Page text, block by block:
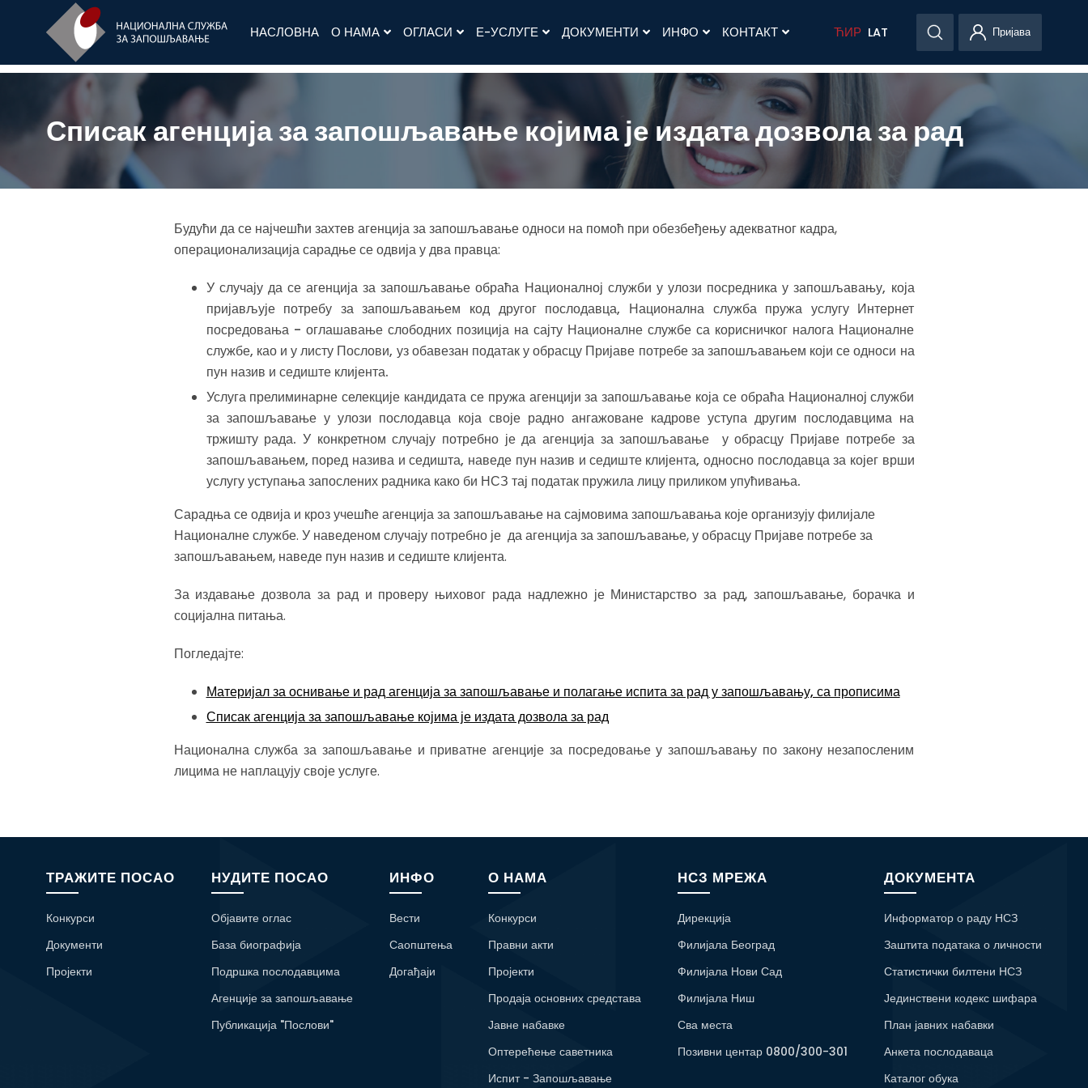
НАСЛОВНА О НАМА ОГЛАСИ Е-УСЛУГЕ ДОКУМЕНТИ ИНФО КОНТАКТ ЋИР LAT Пријава
Списак агенција за запошљавање којима је издата дозвола за рад
Будући да се најчешћи захтев агенција за запошљавање односи на помоћ при обезбеђењу адекватног кадра,
операционализација сарадње се одвија у два правца:
У случају да се агенција за запошљавање обраћа Националној служби у улози посредника у запошљавању, која
пријављује потребу за запошљавањем код другог послодавца, Национална служба пружа услугу Интернет
посредовања - оглашавање слободних позиција на сајту Националне службе са корисничког налога Националне
службе, као и у листу Послови, уз обавезан податак у обрасцу Пријаве потребе за запошљавањем који се односи на
пун назив и седиште клијента.
Услуга прелиминарне селекције кандидата се пружа агенцији за запошљавање која се обраћа Националној служби
за запошљавање у улози послодавца која своје радно ангажоване кадрове уступа другим послодавцима на
тржишту рада. У конкретном случају потребно је да агенција за запошљавање у обрасцу Пријаве потребе за
запошљавањем, поред назива и седишта, наведе пун назив и седиште клијента, односно послодавца за којег врши
услугу уступања запослених радника како би НСЗ тај податак пружила лицу приликом упућивања.
Сарадња се одвија и кроз учешће агенција за запошљавање на сајмовима запошљавања које организују филијале
Националне службе. У наведеном случају потребно је да агенција за запошљавање, у обрасцу Пријаве потребе за
запошљавањем, наведе пун назив и седиште клијента.
За издавање дозвола за рад и проверу њиховог рада надлежно је Министарствo за рад, запошљавање, борачка и
социјална питања.
Погледајте:
Материјал за оснивање и рад агенција за запошљавање и полагање испита за рад у запошљавању, са прописима
Списак агенција за запошљавање којима је издата дозвола за рад
Национална служба за запошљавање и приватне агенције за посредовање у запошљавању по закону незапосленим
лицима не наплацују своје услуге.
ТРАЖИТЕ ПОСАО
Конкурси
Документи
Пројекти
НУДИТЕ ПОСАО
Објавите оглас
База биографија
Подршка послодавцима
Агенције за запошљавање
Публикација "Послови"
ИНФО
Вести
Саопштења
Догађаји
О НАМА
Конкурси
Правни акти
Пројекти
Продаја основних средстава
Јавне набавке
Оптерећење саветника
Испит - Запошљавање
НСЗ МРЕЖА
Дирекција
Филијала Београд
Филијала Нови Сад
Филијала Ниш
Сва места
Позивни центар 0800/300-301
ДОКУМЕНТА
Информатор о раду НСЗ
Заштита података о личности
Статистички билтени НСЗ
Јединствени кодекс шифара
План јавних набавки
Анкета послодаваца
Каталог обука